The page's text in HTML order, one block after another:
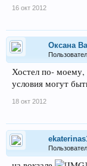
16 окт 2012
Оксана
Хостел по- моему,
условия могут
18 окт 2012